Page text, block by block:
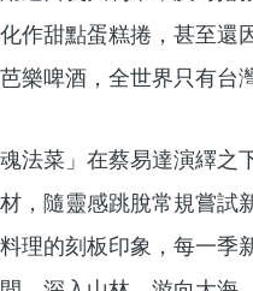
作甜點蛋糕捲，甚至還
樂啤酒，全世界只有台
菜」在蔡易達演繹之
，隨靈感跳脫常規嘗試
理的刻板印象，每一季